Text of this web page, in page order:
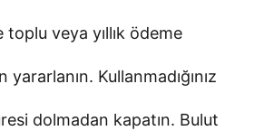
veya yıllık ödeme
Kullanmadığınız
dolmadan kapatın. Bulut